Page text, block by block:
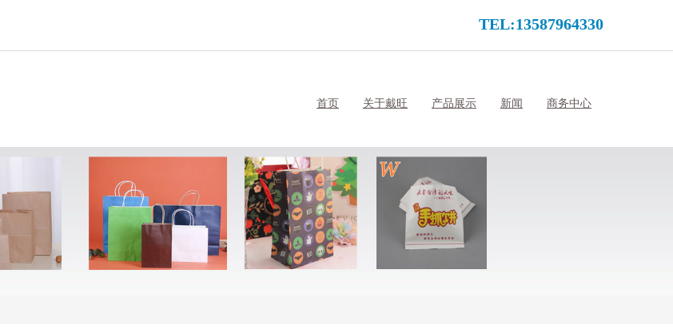
TEL:13587964330
首页 关于戴旺 产品展示 新闻 商务中心